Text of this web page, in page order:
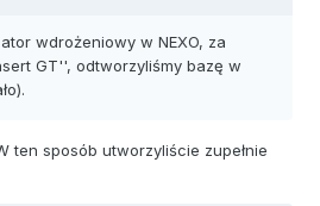
wdrożeniowy w NEXO, za
GT'', odtworzyliśmy bazę w
ten sposób utworzyliście zupełnie